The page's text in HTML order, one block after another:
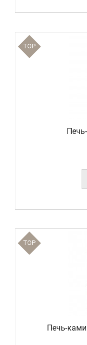
TOP
TOP
Печь-